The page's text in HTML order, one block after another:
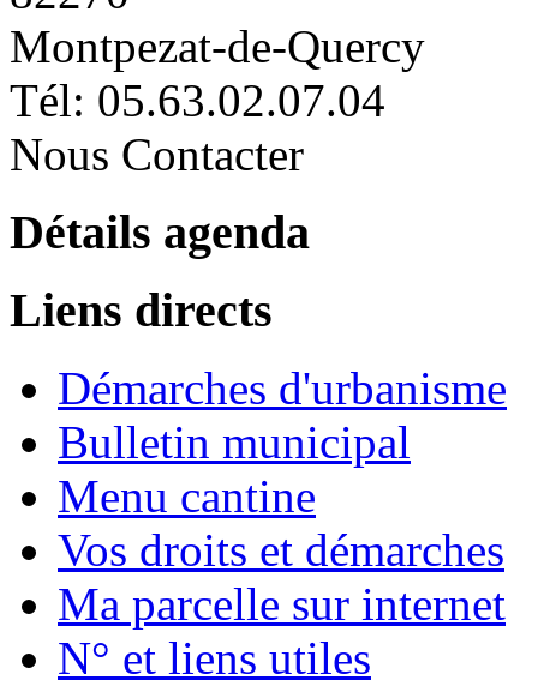
Montpezat-de-Quercy
Tél: 05.63.02.07.04
Nous Contacter
Détails agenda
Liens directs
Démarches d'urbanisme
Bulletin municipal
Menu cantine
Vos droits et démarches
Ma parcelle sur internet
N° et liens utiles